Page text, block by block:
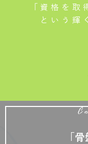
「資格を取
という輝
「